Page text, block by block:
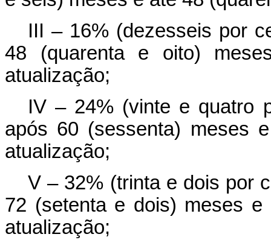
III – 16% (dezesseis por
48 (quarenta e oito)
atualização;
IV – 24% (vinte e quatro
após 60 (sessenta) meses
atualização;
V – 32% (trinta e dois por
72 (setenta e dois) meses
atualização;